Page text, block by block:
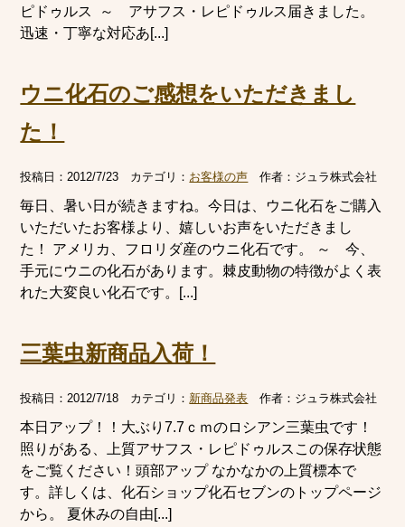
ピドゥルス ～ アサフス・レピドゥルス届きました。
迅速・丁寧な対応あ[...]
ウニ化石のご感想をいただきまし
た！
投稿日：2012/7/23 カテゴリ： お客様の声 作者： ジュラ株式会社
毎日、暑い日が続きますね。今日は、ウニ化石をご購入
いただいたお客様より、嬉しいお声をいただきまし
た！ アメリカ、フロリダ産のウニ化石です。 ～ 今、
手元にウニの化石があります。棘皮動物の特徴がよく表
れた大変良い化石です。[...]
三葉虫新商品入荷！
投稿日：2012/7/18 カテゴリ： 新商品発表 作者： ジュラ株式会社
本日アップ！！大ぶり7.7ｃｍのロシアン三葉虫です！
照りがある、上質アサフス・レピドゥルスこの保存状態
をご覧ください！頭部アップ なかなかの上質標本で
す。詳しくは、化石ショップ化石セブンのトップページ
から。 夏休みの自由[...]